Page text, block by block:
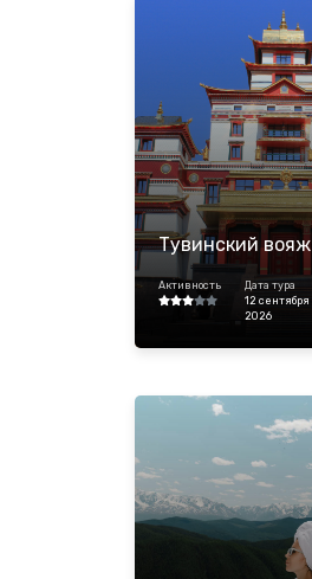
Тувинский вояж
Активность
Дата тура
12 сентября
2026